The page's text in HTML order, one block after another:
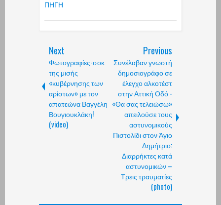
ΠΗΓΗ
Next
Φωτογραφίες-σοκ
της μισής
«κυβέρνησης των
αρίστων» με τον
απατεώνα Βαγγέλη
Βουγιουκλάκη!
(video)
Previous
Συνέλαβαν γνωστή
δημοσιογράφο σε
έλεγχο αλκοτέστ
στην Αττική Οδό -
«Θα σας τελειώσω»
απειλούσε τους
αστυνομικούς
Πιστολίδι στον Άγιο
Δημήτριο:
Διαρρήκτες κατά
αστυνομικών –
Τρεις τραυματίες
(photo)